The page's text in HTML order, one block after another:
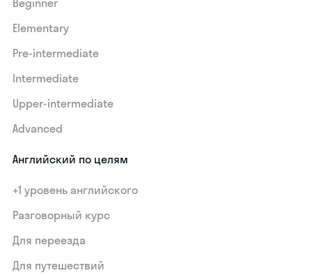
Beginner
Elementary
Pre-intermediate
Intermediate
Upper-intermediate
Advanced
Английский по целям
+1 уровень английского
Разговорный курс
Для переезда
Для путешествий